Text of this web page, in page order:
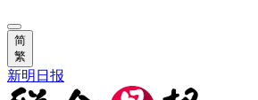
简
繁
新明日报